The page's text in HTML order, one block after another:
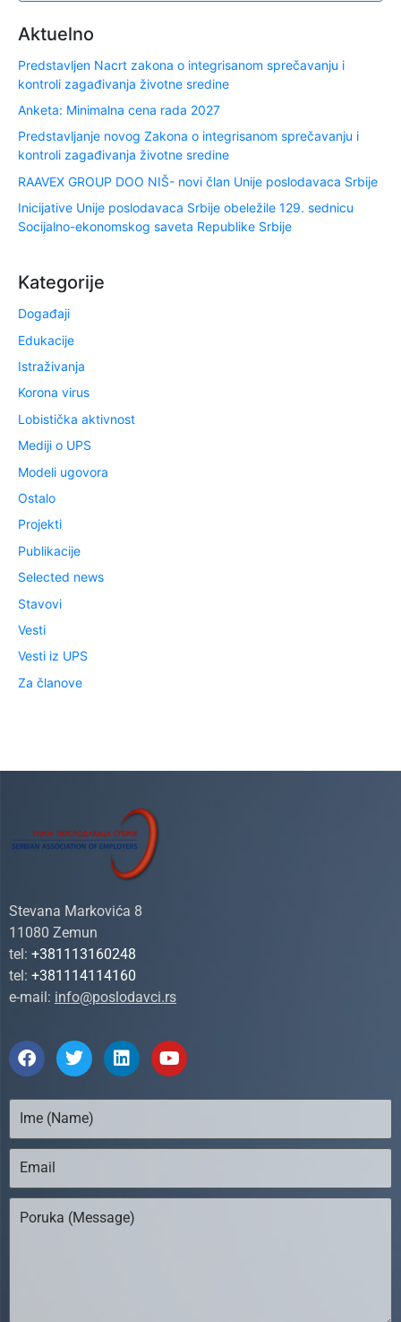
Aktuelno
Predstavljen Nacrt zakona o integrisanom sprečavanju i
kontroli zagađivanja životne sredine
Anketa: Minimalna cena rada 2027
Predstavljanje novog Zakona o integrisanom sprečavanju i
kontroli zagađivanja životne sredine
RAAVEX GROUP DOO NIŠ- novi član Unije poslodavaca Srbije
Inicijative Unije poslodavaca Srbije obeležile 129. sednicu
Socijalno-ekonomskog saveta Republike Srbije
Kategorije
Događaji
Edukacije
Istraživanja
Korona virus
Lobistička aktivnost
Mediji o UPS
Modeli ugovora
Ostalo
Projekti
Publikacije
Selected news
Stavovi
Vesti
Vesti iz UPS
Za članove
Stevana Markovića 8
11080 Zemun
tel: +381113160248
tel: +381114114160
e-mail: info@poslodavci.rs